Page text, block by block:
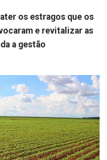
os estragos que os
e revitalizar as
a gestão